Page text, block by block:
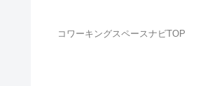
コワーキングスペースナビTOP